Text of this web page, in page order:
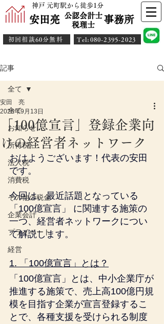
神戸 元町駅から徒歩1分
安田亮 事務所
公認会計士
​税理士
初回相談60分無料 ​Tel:080-2395-2023
記事
全て
お知らせ
所得税
法人税
消費税
その他の税金
企業会計
プライベート
経営
全て
「100億宣言」登録企業向
けの経営者ネットワーク
安田 亮
2025年9月13日
おはようございます！代表の安田
です。
今回は、最近話題となっている
「100億宣言」 に関連する施策の
一つ、経営者ネットワークについ
て解説します。
1. 「100億宣言」とは？
「100億宣言」とは、中小企業庁が
推進する施策で、売上高100億円規
模を目指す企業が宣言登録するこ
とで、各種支援を受けられる制度